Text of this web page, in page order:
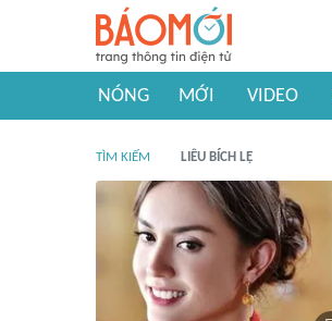
NÓNG MỚI VIDEO
TÌM KIẾM LIÊU BÍCH LỆ